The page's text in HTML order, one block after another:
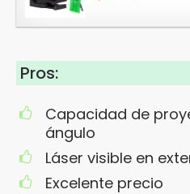
Pros:
Capacidad de
ángulo
Láser visible en
Excelente precio